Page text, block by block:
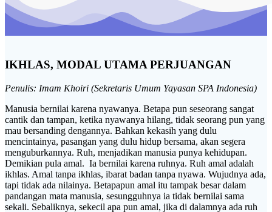
IKHLAS, MODAL UTAMA PERJUANGAN
Penulis: Imam Khoiri (Sekretaris Umum Yayasan SPA Indonesia)
Manusia bernilai karena nyawanya. Betapa pun seseorang sangat
cantik dan tampan, ketika nyawanya hilang, tidak seorang pun yang
mau bersanding dengannya. Bahkan kekasih yang dulu
mencintainya, pasangan yang dulu hidup bersama, akan segera
menguburkannya. Ruh, menjadikan manusia punya kehidupan.
Demikian pula amal. Ia bernilai karena ruhnya. Ruh amal adalah
ikhlas. Amal tanpa ikhlas, ibarat badan tanpa nyawa. Wujudnya ada,
tapi tidak ada nilainya. Betapapun amal itu tampak besar dalam
pandangan mata manusia, sesungguhnya ia tidak bernilai sama
sekali. Sebaliknya, sekecil apa pun amal, jika di dalamnya ada ruh